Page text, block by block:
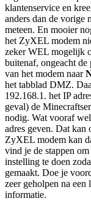
klantenservice en
anders dan de vorige
meteen. En mooier
het ZyXEL modem
zeker WEL mogelijk
buitenaf, ongeacht
van het modem naar
het tabblad DMZ.
192.168.1. het IP
geval) de
nodig. Wat vooraf
adres geven. Dat kan
ZyXEL modem kan
vind je de stappen om
instelling te doen
gemaakt. Doe je
zeer geholpen na
informatie.